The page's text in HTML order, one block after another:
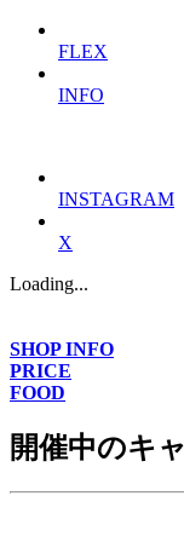
FLEX
INFO
INSTAGRAM
X
Loading...
SHOP INFO
PRICE
FOOD
開催中のキ